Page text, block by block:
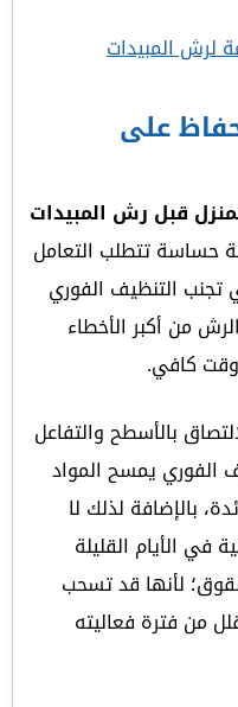
لرش المبيدات
على
قبل رش المبيدات
حساسة تتطلب التعامل
التنظيف الفوري
من أكبر الأخطاء
وقت كافي.
6 إلى 12 ساعة للالتصاق بالأسطح والتفاعل
الفوري يمسح المواد
بالإضافة لذلك لا
في الأيام القليلة
لأنها قد تسحب
من فترة فعاليته